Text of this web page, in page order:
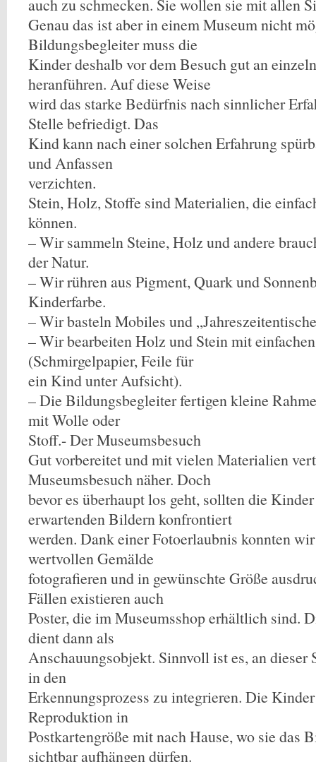
auch zu schmecken. Sie wollen sie mit allen
Genau das ist aber in einem Museum nicht
Bildungsbegleiter muss die
Kinder deshalb vor dem Besuch gut an
heranführen. Auf diese Weise
wird das starke Bedürfnis nach sinnlicher
Stelle befriedigt. Das
Kind kann nach einer solchen Erfahrung
und Anfassen
verzichten.
Stein, Holz, Stoffe sind Materialien, die
können.
– Wir sammeln Steine, Holz und andere
der Natur.
– Wir rühren aus Pigment, Quark und
Kinderfarbe.
– Wir basteln Mobiles und
– Wir bearbeiten Holz und Stein mit
(Schmirgelpapier, Feile für
ein Kind unter Aufsicht).
– Die Bildungsbegleiter fertigen kleine
mit Wolle oder
Stoff.- Der Museumsbesuch
Gut vorbereitet und mit vielen Materialien
Museumsbesuch näher. Doch
bevor es überhaupt los geht, sollten die
erwartenden Bildern konfrontiert
werden. Dank einer Fotoerlaubnis konnten
wertvollen Gemälde
fotografieren und in gewünschte Größe
Fällen existieren auch
Poster, die im Museumsshop erhältlich sind.
dient dann als
Anschauungsobjekt. Sinnvoll ist es, an dieser
in den
Erkennungsprozess zu integrieren. Die
Reproduktion in
Postkartengröße mit nach Hause, wo sie das
sichtbar aufhängen dürfen.